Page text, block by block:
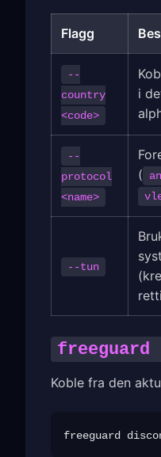
Flagg
--
country
<code>
i
--
protocol
<name>
(
--tun
freeguard
Koble fra den